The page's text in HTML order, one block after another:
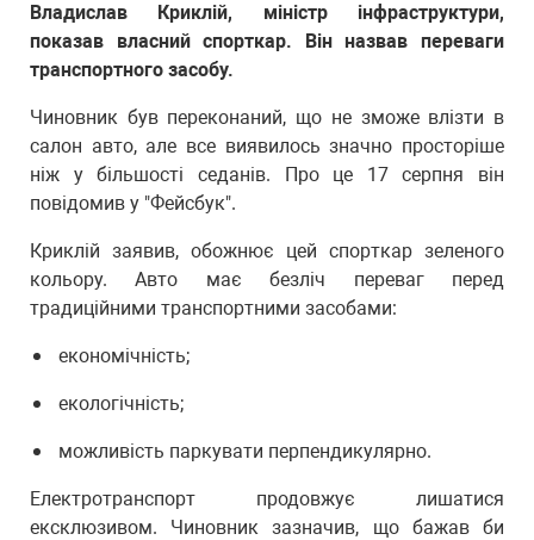
Владислав Криклій, міністр інфраструктури,
показав власний спорткар. Він назвав переваги
транспортного засобу.
Чиновник був переконаний, що не зможе влізти в
салон авто, але все виявилось значно просторіше
ніж у більшості седанів. Про це 17 серпня він
повідомив у "Фейсбук".
Криклій заявив, обожнює цей спорткар зеленого
кольору. Авто має безліч переваг перед
традиційними транспортними засобами:
економічність;
екологічність;
можливість паркувати перпендикулярно.
Електротранспорт продовжує лишатися
ексклюзивом. Чиновник зазначив, що бажав би